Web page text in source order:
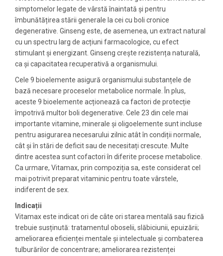
simptomelor legate de vârstă înaintată și pentru
îmbunătățirea stării generale la cei cu boli cronice
degenerative. Ginseng este, de asemenea, un extract natural
cu un spectru larg de acțiuni farmacologice, cu efect
stimulant și energizant. Ginseng crește rezistența naturală,
ca și capacitatea recuperativă a organismului.
Cele 9 bioelemente asigură organismului substanțele de
bază necesare proceselor metabolice normale. În plus,
aceste 9 bioelemente acționează ca factori de protecție
împotrivă multor boli degenerative. Cele 23 din cele mai
importante vitamine, minerale și oligoelemente sunt incluse
pentru asigurarea necesarului zilnic atât în condiții normale,
cât și în stări de deficit sau de necesitați crescute. Multe
dintre acestea sunt cofactori în diferite procese metabolice.
Ca urmare, Vitamax, prin compoziția sa, este considerat cel
mai potrivit preparat vitaminic pentru toate vârstele,
indiferent de sex.
Indicații
Vitamax este indicat ori de câte ori starea mentală sau fizică
trebuie susținută: tratamentul oboselii, slăbiciunii, epuizării;
ameliorarea eficienței mentale și intelectuale și combaterea
tulburărilor de concentrare; ameliorarea rezistenței